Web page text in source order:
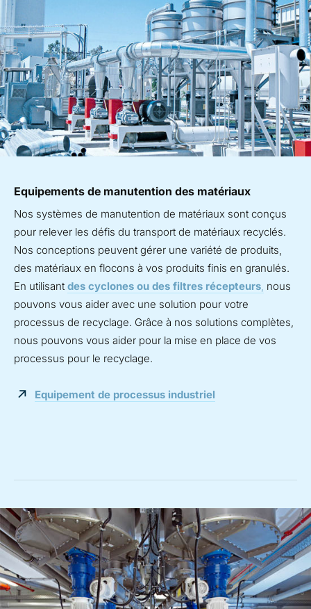
Equipements de manutention des matériaux
Nos systèmes de manutention de matériaux sont conçus
pour relever les défis du transport de matériaux recyclés.
Nos conceptions peuvent gérer une variété de produits,
des matériaux en flocons à vos produits finis en granulés.
En utilisant des cyclones ou des filtres récepteurs, nous
pouvons vous aider avec une solution pour votre
processus de recyclage. Grâce à nos solutions complètes,
nous pouvons vous aider pour la mise en place de vos
processus pour le recyclage.
Equipement de processus industriel